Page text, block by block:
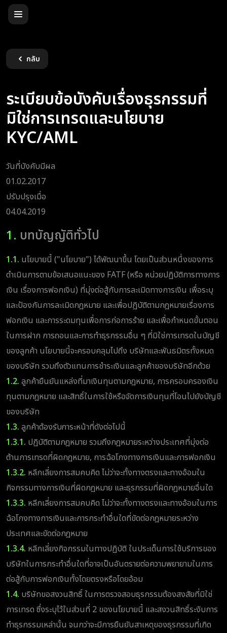
กลับ
ระเบียบข้อบังคับเรื่องธุรกรรมที่
มิใช่การเทรดและนโยบาย
KYC/AML
วันที่บังคับมีผล
01.02.2017
ปรับปรุงเมื่อ
04.04.2019
1. บทบัญญัติทั่วไป
1.1. นโยบายนี้ ("นโยบาย") ได้พัฒนาขึ้น โดยเป็นส่วนหนึ่งของการ
ดำเนินการตามข้อเสนอแนะของ FATF (หรือ หน่วยปฏิบัติการทางการ
เงิน เรื่องการฟอกเงิน) ที่มุ่งต่อสู้กับการละเมิดทางการเงิน เพื่อระบุ
และป้องกันการละเมิดกฎหมาย และเพื่อปฏิบัติตามกฎหมายเรื่องการ
ฟอกเงิน และการระดมทุนเพื่อการก่อการร้าย และเพื่อกำหนดขั้นตอน
ในการฝาก การถอนและการทำธุรกรรมอื่น ๆ ที่มิใช่การเทรดในบัญชี
ของลูกค้า นโยบายนี้จะครอบคลุมไปถึง บริษัทและพันธมิตรทั้งหมด
ของบริษัท รวมถึงตัวแทนการชำระเงินและลูกค้าของบริษัทอีกด้วย
1.2. ลูกค้ายืนยันแหล่งที่มาเงินทุนตามกฎหมาย, การครอบครองเงิน
ทุนตามกฎหมาย และสิทธิ์ในการใช้หรือจัดการเงินทุนที่โอนไปยังบัญชี
ของบริษัท
1.3. ลูกค้าต้องรับภาระหน้าที่ดังต่อไปนี้
1.3.1. ปฏิบัติตามกฎหมาย รวมถึงกฎหมายระหว่างประเทศที่มุ่งต่อ
ต้านการเทรดที่ผิดกฎหมาย, การฉ้อโกงทางการเงินและการฟอกเงิน
1.3.2. หลีกเลี่ยงการสมคบคิด ไม่ว่าจะทั้งทางตรงและทางอ้อมใน
กิจกรรมทางการเงินที่ผิดกฎหมาย และธุรกรรมที่ผิดกฎหมายอื่นใด
1.3.3. หลีกเลี่ยงการสมคบคิด ไม่ว่าจะทั้งทางตรงและทางอ้อมในการ
ฉ้อโกงทางการเงินและการกระทำอื่นใดที่ขัดต่อกฎหมายระหว่าง
ประเทศและขัดต่อกฎหมาย
1.3.4. หลีกเลี่ยงกิจกรรมในทางปฏิบัติ ในประเด็นการใช้บริการของ
บริษัทในการกระทำอื่นใดที่อาจเป็นอันตรายต่อความพยายามในการ
ต่อสู้กับการฟอกเงินทั้งโดยตรงหรือโดยอ้อม
1.4. บริษัทขอสงวนสิทธิ์ ในการตรวจสอบธุรกรรมต้องสงสัยที่มิใช่
การเทรด ซึ่งระบุไว้ในส่วนที่ 2 ของนโยบายนี้ และสงวนสิทธิ์ระงับการ
ทำธุรกรรมเหล่านั้น จนกว่าจะมีการยืนยันสาเหตุของธุรกรรมที่เกิด